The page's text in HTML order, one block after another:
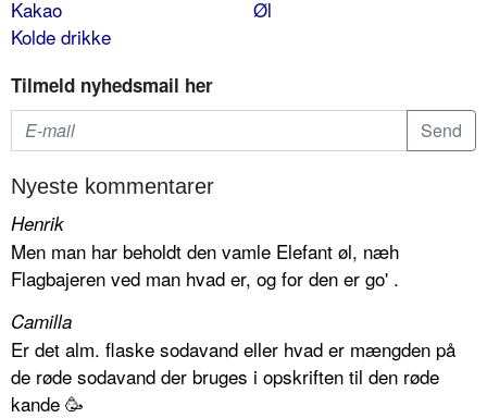
Kakao
Kolde drikke
Øl
Tilmeld nyhedsmail her
Nyeste kommentarer
Henrik
Men man har beholdt den vamle Elefant øl, næh
Flagbajeren ved man hvad er, og for den er go' .
Camilla
Er det alm. flaske sodavand eller hvad er mængden på
de røde sodavand der bruges i opskriften til den røde
kande 🥳